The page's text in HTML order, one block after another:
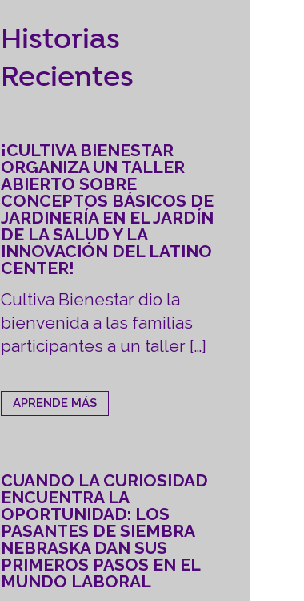
Historias
Recientes
¡CULTIVA BIENESTAR
ORGANIZA UN TALLER
ABIERTO SOBRE
CONCEPTOS BÁSICOS DE
JARDINERÍA EN EL JARDÍN
DE LA SALUD Y LA
INNOVACIÓN DEL LATINO
CENTER!
Cultiva Bienestar dio la
bienvenida a las familias
participantes a un taller […]
APRENDE MÁS
CUANDO LA CURIOSIDAD
ENCUENTRA LA
OPORTUNIDAD: LOS
PASANTES DE SIEMBRA
NEBRASKA DAN SUS
PRIMEROS PASOS EN EL
MUNDO LABORAL